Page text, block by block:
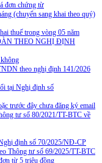
đơn chứng từ
(chuyển sang khai theo quý)
thuế trong vòng 05 năm
THEO NGHỊ ĐỊNH
theo nghị định 141/2026
tại Nghị định số
trước đây chưa đăng ký email
tư số 80/2021/TT-BTC về
định số 70/2025/NĐ-CP
Thông tư số 69/2025/TT-BTC
từ 5 triệu đồng